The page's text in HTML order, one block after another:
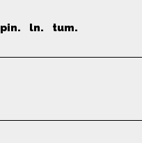
pin. ln. tum.